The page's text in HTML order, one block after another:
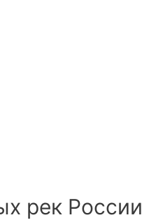
рек России